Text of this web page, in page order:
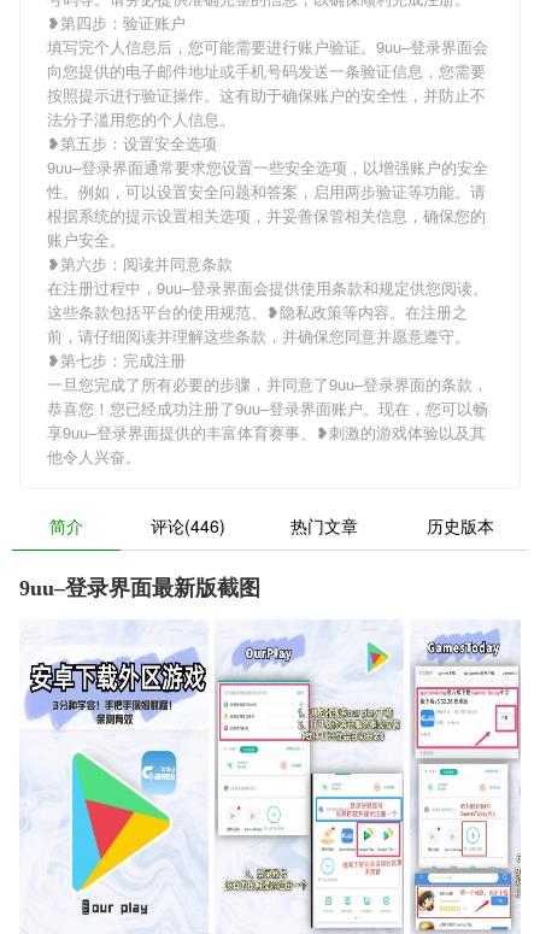
❥第四步：验证账户
填写完个人信息后，您可能需要进行账户验证。9uu–登录界面会
向您提供的电子邮件地址或手机号码发送一条验证信息，您需要
按照提示进行验证操作。这有助于确保账户的安全性，并防止不
法分子滥用您的个人信息。
❥第五步：设置安全选项
9uu–登录界面通常要求您设置一些安全选项，以增强账户的安全
性。例如，可以设置安全问题和答案，启用两步验证等功能。请
根据系统的提示设置相关选项，并妥善保管相关信息，确保您的
账户安全。
❥第六步：阅读并同意条款
在注册过程中，9uu–登录界面会提供使用条款和规定供您阅读。
这些条款包括平台的使用规范、❥隐私政策等内容。在注册之
前，请仔细阅读并理解这些条款，并确保您同意并愿意遵守。
❥第七步：完成注册
一旦您完成了所有必要的步骤，并同意了9uu–登录界面的条款，
恭喜您！您已经成功注册了9uu–登录界面账户。现在，您可以畅
享9uu–登录界面提供的丰富体育赛事、❥刺激的游戏体验以及其
他令人兴奋。
简介 评论(446) 热门文章 历史版本
9uu–登录界面最新版截图